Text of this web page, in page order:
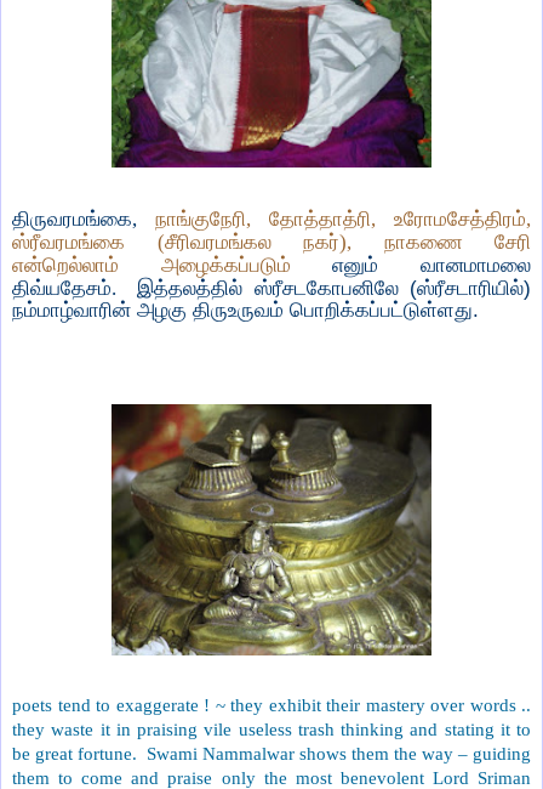
திருவரமங்கை, நாங்குநேரி, தோத்தாத்ரி, உரோமசேத்திரம்,
ஸ்ரீவரமங்கை (சீரிவரமங்கல நகர்), நாகணை சேரி
என்றெல்லாம் அழைக்கப்படும்
எனும் வானமாமலை
திவ்யதேசம். இத்தலத்தில் ஸ்ரீசடகோபனிலே (ஸ்ரீசடாரியில்)
நம்மாழ்வாரின் அழகு திருஉருவம் பொறிக்கப்பட்டுள்ளது.
poets tend to exaggerate ! ~ they exhibit their mastery over words ..
they waste it in praising vile useless trash thinking and stating it to
be great fortune. Swami Nammalwar shows them the way – guiding
them to come and praise only the most benevolent Lord Sriman